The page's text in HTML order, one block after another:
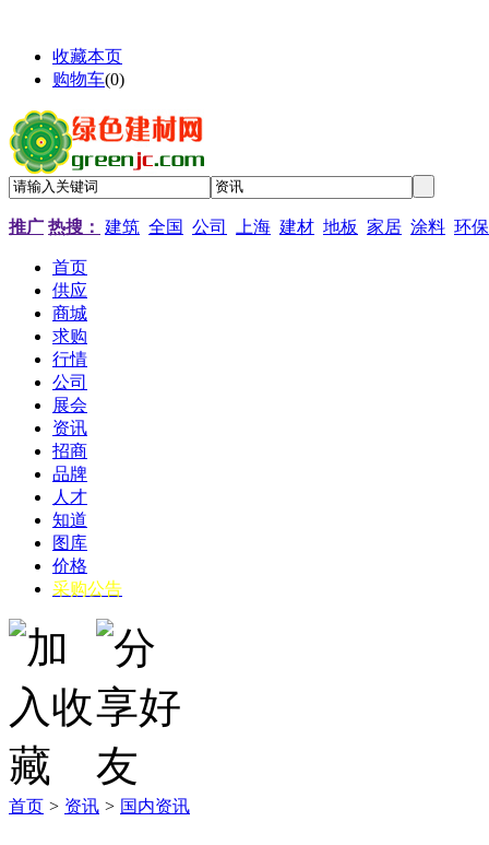
收藏本页
购物车(0)
推广 热搜： 建筑 全国 公司 上海 建材 地板 家居 涂料 环保
首页
供应
商城
求购
行情
公司
展会
资讯
招商
品牌
人才
知道
图库
价格
采购公告
首页 > 资讯 > 国内资讯